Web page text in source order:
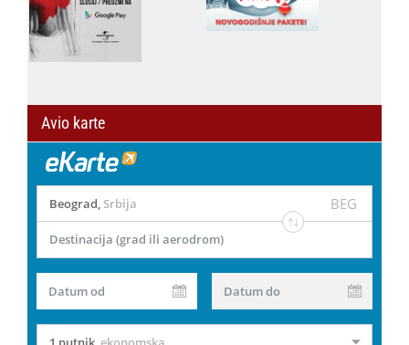
Avio karte
Beograd, Srbija BEG
Destinacija (grad ili aerodrom)
Datum od Datum do